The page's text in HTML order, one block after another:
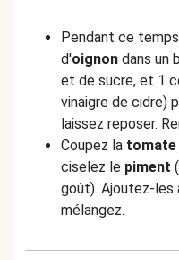
Pendant ce
d'oignon dans un
et de sucre, et 1
vinaigre de cidre)
laissez reposer.
Coupez la tomate
ciselez le piment
goût). Ajoutez-les
mélangez.